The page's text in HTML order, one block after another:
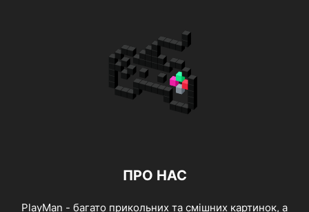
ПРО НАС
PlayMan - багато прикольних та смішних картинок, а